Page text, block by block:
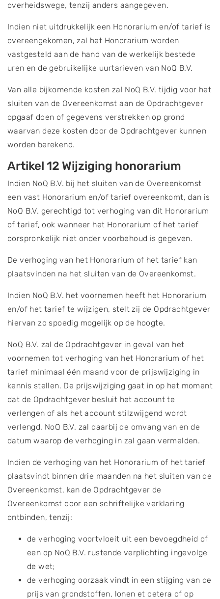
overheidswege, tenzij anders aangegeven.
Indien niet uitdrukkelijk een Honorarium en/of tarief is
overeengekomen, zal het Honorarium worden
vastgesteld aan de hand van de werkelijk bestede
uren en de gebruikelijke uurtarieven van NoQ B.V.
Van alle bijkomende kosten zal NoQ B.V. tijdig voor het
sluiten van de Overeenkomst aan de Opdrachtgever
opgaaf doen of gegevens verstrekken op grond
waarvan deze kosten door de Opdrachtgever kunnen
worden berekend.
Artikel 12 Wijziging honorarium
Indien NoQ B.V. bij het sluiten van de Overeenkomst
een vast Honorarium en/of tarief overeenkomt, dan is
NoQ B.V. gerechtigd tot verhoging van dit Honorarium
of tarief, ook wanneer het Honorarium of het tarief
oorspronkelijk niet onder voorbehoud is gegeven.
De verhoging van het Honorarium of het tarief kan
plaatsvinden na het sluiten van de Overeenkomst.
Indien NoQ B.V. het voornemen heeft het Honorarium
en/of het tarief te wijzigen, stelt zij de Opdrachtgever
hiervan zo spoedig mogelijk op de hoogte.
NoQ B.V. zal de Opdrachtgever in geval van het
voornemen tot verhoging van het Honorarium of het
tarief minimaal één maand voor de prijswijziging in
kennis stellen. De prijswijziging gaat in op het moment
dat de Opdrachtgever besluit het account te
verlengen of als het account stilzwijgend wordt
verlengd. NoQ B.V. zal daarbij de omvang van en de
datum waarop de verhoging in zal gaan vermelden.
Indien de verhoging van het Honorarium of het tarief
plaatsvindt binnen drie maanden na het sluiten van de
Overeenkomst, kan de Opdrachtgever de
Overeenkomst door een schriftelijke verklaring
ontbinden, tenzij:
de verhoging voortvloeit uit een bevoegdheid of
een op NoQ B.V. rustende verplichting ingevolge
de wet;
de verhoging oorzaak vindt in een stijging van de
prijs van grondstoffen, lonen et cetera of op